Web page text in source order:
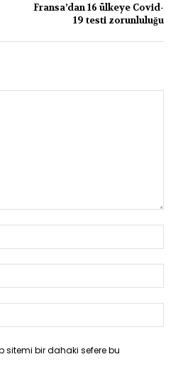
Fransa’dan 16 ülkeye Covid-
19 testi zorunluluğu
sitemi bir dahaki sefere bu